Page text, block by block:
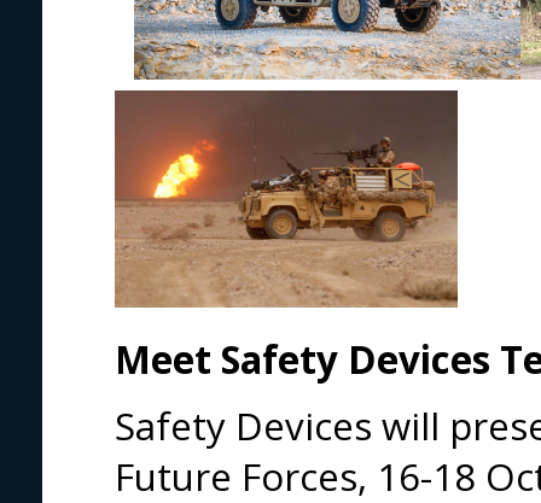
Meet Safety Devices
Safety Devices will
Future Forces, 16-18